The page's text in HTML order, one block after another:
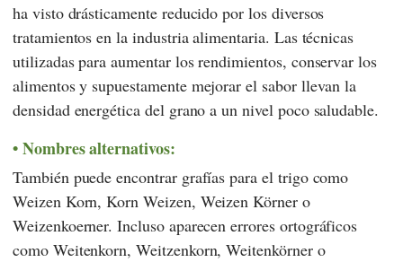
ha visto drásticamente reducido por los diversos
tratamientos en la industria alimentaria. Las técnicas
utilizadas para aumentar los rendimientos, conservar los
alimentos y supuestamente mejorar el sabor llevan la
densidad energética del grano a un nivel poco saludable.
Nombres alternativos:
También puede encontrar grafías para el trigo como
Weizen Korn, Korn Weizen, Weizen Körner o
Weizenkoerner. Incluso aparecen errores ortográficos
como Weitenkorn, Weitzenkorn, Weitenkörner o